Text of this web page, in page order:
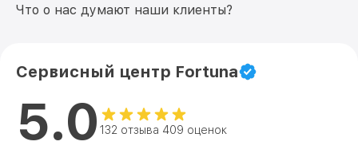
Что о нас думают наши клиенты?
Сервисный центр Fortuna
5.0 132 отзыва 409 оценок